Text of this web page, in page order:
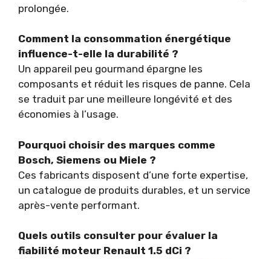
prolongée.
Comment la consommation énergétique
influence-t-elle la durabilité ?
Un appareil peu gourmand épargne les
composants et réduit les risques de panne. Cela
se traduit par une meilleure longévité et des
économies à l’usage.
Pourquoi choisir des marques comme
Bosch, Siemens ou Miele ?
Ces fabricants disposent d’une forte expertise,
un catalogue de produits durables, et un service
après-vente performant.
Quels outils consulter pour évaluer la
fiabilité moteur Renault 1.5 dCi ?